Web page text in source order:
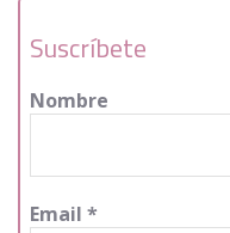
Suscríbete
Nombre
Email *